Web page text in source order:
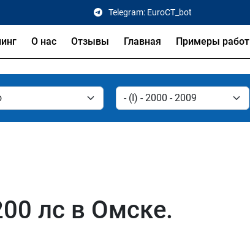
Telegram: EuroCT_bot
О нас Отзывы Главная Примеры работ
лс в Омске.